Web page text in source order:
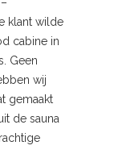
klant wilde
cabine in
Geen
wij
gemaakt
de sauna